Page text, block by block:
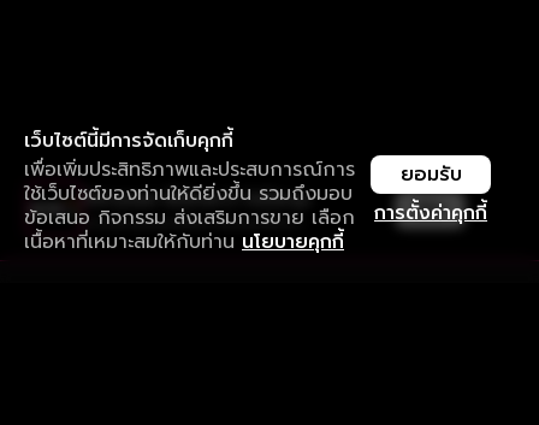
เว็บไซต์นี้มีการจัดเก็บคุกกี้
เพื่อเพิ่มประสิทธิภาพและประสบการณ์การ
ใช้เว็บไซต์ของท่านให้ดียิ่งขึ้น รวมถึงมอบ
ข้อเสนอ กิจกรรม ส่งเสริมการขาย เลือก
เนื้อหาที่เหมาะสมให้กับท่าน นโยบายคุกกี้
การตั้งค่าคุกกี้
ยอมรับ
ใช้งานแอป ลื่นไหลกว่า ไม่มีสะดุด
ดาวน์โหลดแอปเพื่อการรับชมที่ดีกว่า เปิด